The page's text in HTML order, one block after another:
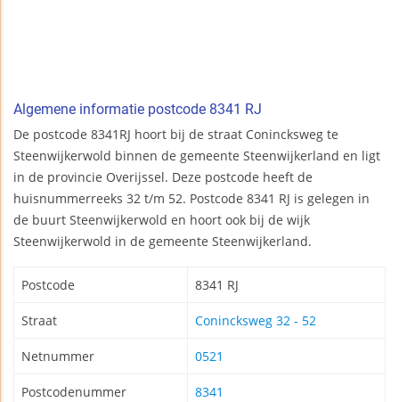
Algemene informatie postcode 8341 RJ
De postcode 8341RJ hoort bij de straat Conincksweg te
Steenwijkerwold binnen de gemeente Steenwijkerland en ligt
in de provincie Overijssel. Deze postcode heeft de
huisnummerreeks 32 t/m 52. Postcode 8341 RJ is gelegen in
de buurt Steenwijkerwold en hoort ook bij de wijk
Steenwijkerwold in de gemeente Steenwijkerland.
Postcode 8341 RJ
Straat Conincksweg 32 - 52
Netnummer 0521
Postcodenummer 8341